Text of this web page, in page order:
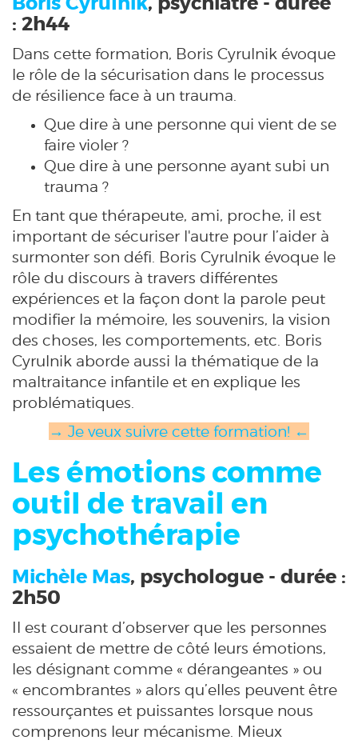
: 2h44
Dans cette formation, Boris Cyrulnik évoque
le rôle de la sécurisation dans le processus
de résilience face à un trauma.
Que dire à une personne qui vient de se
faire violer ?
Que dire à une personne ayant subi un
trauma ?
En tant que thérapeute, ami, proche, il est
important de sécuriser l'autre pour l’aider à
surmonter son défi. Boris Cyrulnik évoque le
rôle du discours à travers différentes
expériences et la façon dont la parole peut
modifier la mémoire, les souvenirs, la vision
des choses, les comportements, etc. Boris
Cyrulnik aborde aussi la thématique de la
maltraitance infantile et en explique les
problématiques.
→ Je veux suivre cette formation! ←
Les émotions comme
outil de travail en
psychothérapie
Michèle Mas, psychologue - durée :
2h50
Il est courant d’observer que les personnes
essaient de mettre de côté leurs émotions,
les désignant comme « dérangeantes » ou
« encombrantes » alors qu’elles peuvent être
ressourçantes et puissantes lorsque nous
comprenons leur mécanisme. Mieux